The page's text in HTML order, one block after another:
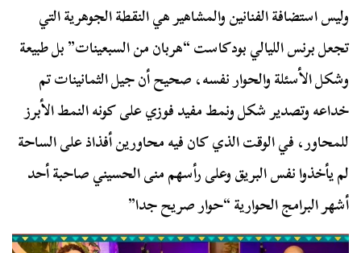
وليس استضافة الفنانين والمشاهير هي النقطة الجوهرية التي
تجعل برنس الليالي بودكاست “هربان من السبعينات” بل طبيعة
وشكل الأسئلة والحوار نفسه، صحيح أن جيل الثمانينات تم
خداعه وتصدير شكل ونمط مفيد فوزي على كونه النمط الأبرز
للمحاور، في الوقت الذي كان فيه محاورين أفذاذ على الساحة
لم يأخذوا نفس البريق وعلى رأسهم منى الحسيني صاحبة أحد
أشهر البرامج الحوارية “حوار صريح جدا”